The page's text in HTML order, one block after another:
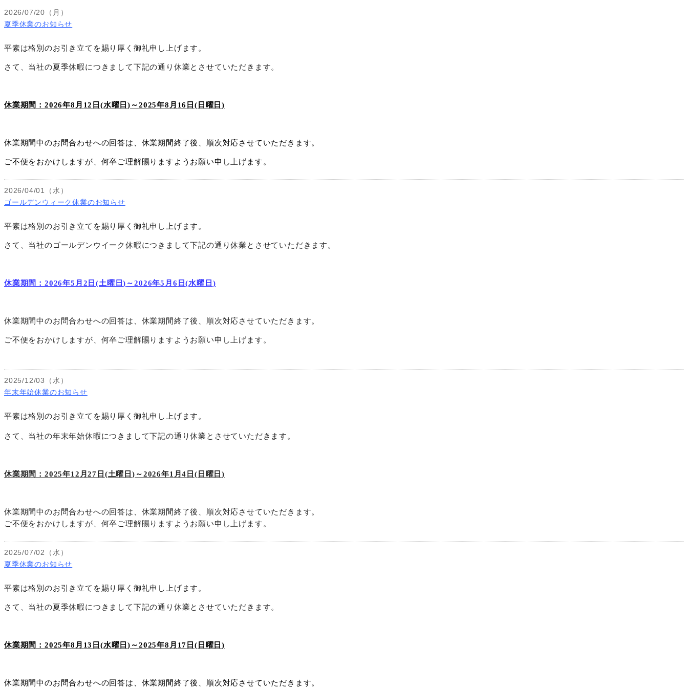
2026/07/20（月）
夏季休業のお知らせ
平素は格別のお引き立てを賜り厚く御礼申し上げます。
さて、当社の夏季休暇につきまして下記の通り休業とさせていただきます。
休業期間： 2026年8 月 12 日(水曜日) ～2025年8 月 16 日 ( 日曜日)
休業期間中のお問合わせへの回答は、休業期間終了後、順次対応させていただきます。
ご不便をおかけしますが、何卒ご理解賜りますようお願い申し上げます。
2026/04/01（水）
ゴールデンウィーク休業のお知らせ
平素は格別のお引き立てを賜り厚く御礼申し上げます。
さて、当社のゴールデンウイーク休暇につきまして下記の通り休業とさせていただきます。
休業期間： 2026年5 月 2 日(土曜日) ～2026年5 月 6 日(水曜日 )
休業期間中のお問合わせへの回答は、休業期間終了後、順次対応させていただきます。
ご不便をおかけしますが、何卒ご理解賜りますようお願い申し上げます。
2025/12/03（水）
年末年始休業のお知らせ
平素は格別のお引き立てを賜り厚く御礼申し上げます。
さて、当社の年末年始休暇につきまして下記の通り休業とさせていただきます。
休業期間： 2025年12 月27 日 (土曜日) ～2026年1 月4 日 ( 日曜日)
休業期間中のお問合わせへの回答は、休業期間終了後、順次対応させていただきます。
ご不便をおかけしますが、何卒ご理解賜りますようお願い申し上げます。
2025/07/02（水）
夏季休業のお知らせ
平素は格別のお引き立てを賜り厚く御礼申し上げます。
さて、当社の夏季休暇につきまして下記の通り休業とさせていただきます。
休業期間： 2025年8 月 13 日(水曜日) ～2025年8 月 17 日 ( 日曜日)
休業期間中のお問合わせへの回答は、休業期間終了後、順次対応させていただきます。